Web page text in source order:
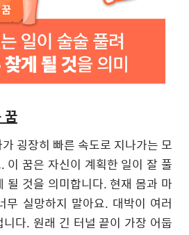
꿈
굉장히 빠른 속도로 지나가는 모
. 이 꿈은 자신이 계획한 일이 잘 풀
될 것을 의미합니다. 현재 몸과 마
무 실망하지 말아요. 대박이 여러
니다. 원래 긴 터널 끝이 가장 어둡